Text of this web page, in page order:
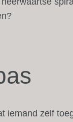
iemand zelf